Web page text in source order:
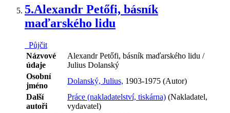
5.Alexandr Petőfi, básník
maďarského lidu
Půjčit
Názvové
údaje
Alexandr Petőfi, básník maďarského lidu /
Julius Dolanský
Osobní
jméno
Dolanský, Julius, 1903-1975 (Autor)
Další
autoři
Práce (nakladatelství, tiskárna) (Nakladatel,
vydavatel)